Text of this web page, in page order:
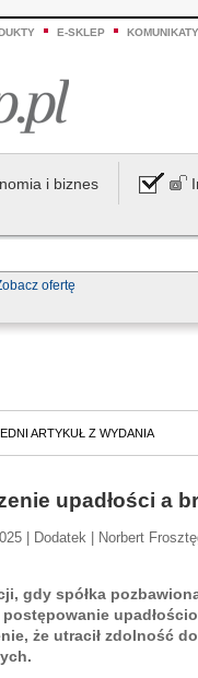
E-SKLEP KOMUNIKATY
i biznes
ofertę
ARTYKUŁ Z WYDANIA
upadłości a
| Dodatek | Norbert
gdy spółka
postępowanie
że utracił zdolność